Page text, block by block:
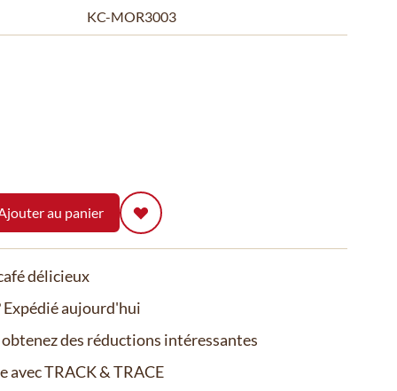
KC-MOR3003
au panier
délicieux
Expédié aujourd'hui
des réductions intéressantes
avec TRACK & TRACE